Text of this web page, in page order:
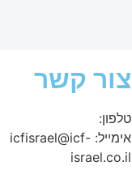
צור קשר
טלפון:
אימייל: icfisrael@icf-
israel.co.il